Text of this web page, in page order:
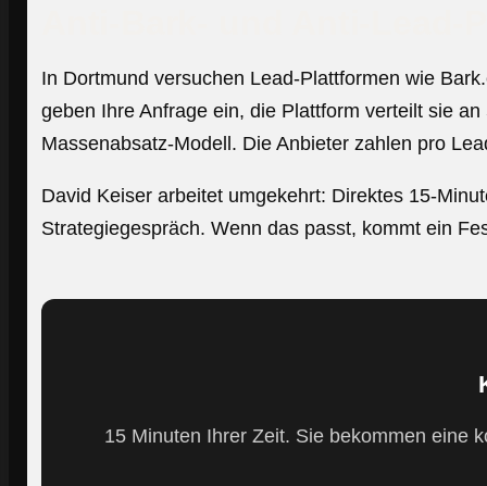
In Dortmund versuchen Lead-Plattformen wie
geben Ihre Anfrage ein, die Plattform verteilt sie
Massenabsatz-Modell. Die Anbieter zahlen pro
David Keiser arbeitet umgekehrt: Direktes 15-
Strategiegespräch. Wenn das passt, kommt ein
15 Minuten Ihrer Zeit. Sie bekommen eine